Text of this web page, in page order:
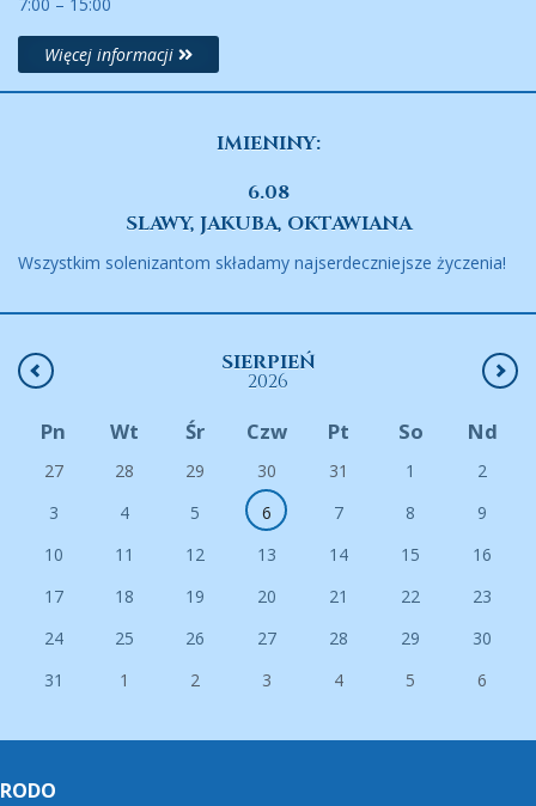
Więcej informacji
IMIENINY:
6.08
SLAWY, JAKUBA, OKTAWIANA
Wszystkim solenizantom składamy najserdeczniejsze życzenia!
SIERPIEŃ
2026
Pn Wt Śr Czw Pt So Nd
27 28 29 30 31 1
2
3
4 5 6 7 8
9
10
11 12 13 14 15
16
17
18 19 20 21 22
23
24
25 26 27 28 29
30
31
1 2 3 4 5 6
RODO